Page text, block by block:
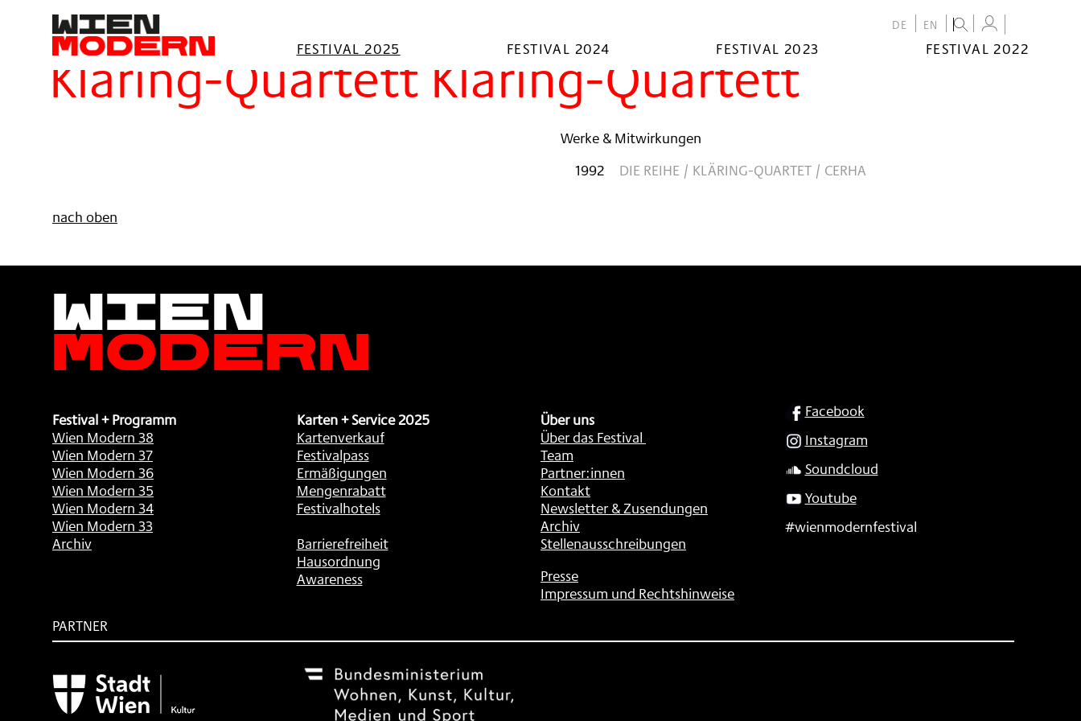
springen
DE EN
FESTIVAL 2025 FESTIVAL 2024 FESTIVAL 2023 FESTIVAL 2022
Filter
Kläring-Quartett Kläring-Quartett
Werke & Mitwirkungen
1992
DIE REIHE / KLÄRING-QUARTET / CERHA
nach oben
Wien
Modern
Festival + Programm
Wien Modern 38
Wien Modern 37
Wien Modern 36
Wien Modern 35
Wien Modern 34
Wien Modern 33
Archiv
Karten + Service 2025
Kartenverkauf
Festivalpass
Ermäßigungen
Mengenrabatt
Festivalhotels
Barrierefreiheit
Hausordnung
Awareness
Über uns
Über das Festival
Team
Partner:innen
Kontakt
Newsletter & Zusendungen
Archiv
Stellenausschreibungen
Presse
Impressum und Rechtshinweise
SOCIAL
Facebook
Instagram
Soundcloud
Youtube
#wienmodernfestival
PARTNER